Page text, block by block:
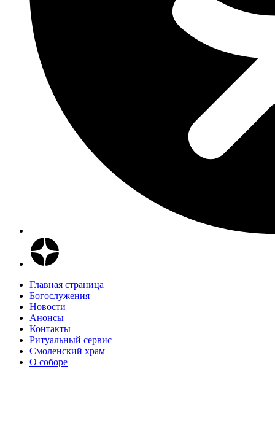
Главная страница
Богослужения
Новости
Анонсы
Контакты
Ритуальный сервис
Смоленский храм
О соборе